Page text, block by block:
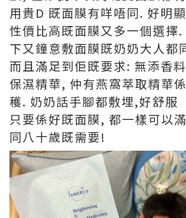
用貴D 既面膜有咩唔同. 好明
性價比高既面膜又多一個選擇
下又鐘意敷面膜既奶奶大人都
而且滿足到佢既要求: 無添香
保濕精華, 仲有燕窩萃取精華
穫. 奶奶話手腳都敷埋,好舒服
只要係好既面膜, 都一樣可以
同八十歲既需要!